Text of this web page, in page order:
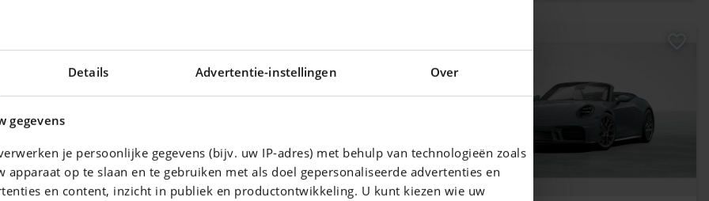
Details Advertentie-instellingen Over
gegevens
je persoonlijke gegevens (bijv. uw IP-adres) met behulp van technologieën zoals
op te slaan en te gebruiken met als doel gepersonaliseerde advertenties en
en content, inzicht in publiek en productontwikkeling. U kunt kiezen wie uw